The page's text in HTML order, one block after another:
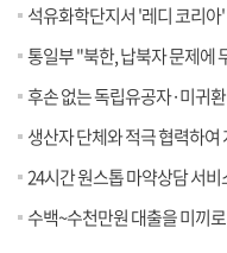
석유화학단지서 '레디 코리아'
통일부 "북한, 납북자 문제에
후손 없는 독립유공자·미귀
생산자 단체와 적극 협력하여
24시간 원스톱 마약상담 서비
수백~수천만원 대출을 미끼로 한 초고